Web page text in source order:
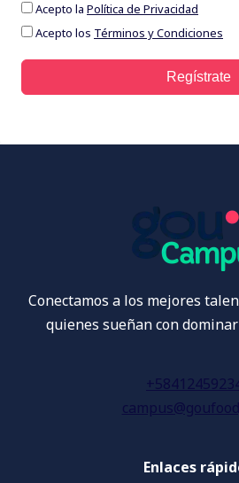
Acepto la Política de Privacidad
Acepto los Términos y Condiciones
Regístrate
Conectamos a los mejores
quienes sueñan con
Enlaces